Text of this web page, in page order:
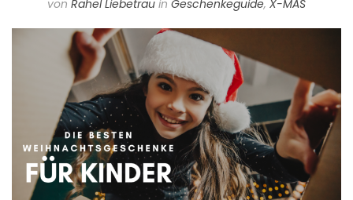
von Rahel Liebetrau in Geschenkeguide, X-MAS